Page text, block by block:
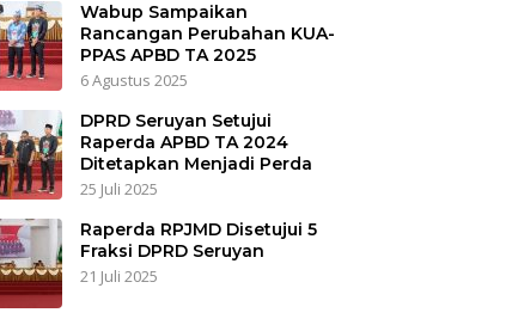
Wabup Sampaikan
Rancangan Perubahan KUA-
PPAS APBD TA 2025
6 Agustus 2025
DPRD Seruyan Setujui
Raperda APBD TA 2024
Ditetapkan Menjadi Perda
25 Juli 2025
Raperda RPJMD Disetujui 5
Fraksi DPRD Seruyan
21 Juli 2025